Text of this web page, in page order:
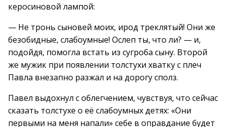
керосиновой лампой:
— Не тронь сыновей моих, ирод треклятый! Они же
безобидные, слабоумные! Ослеп ты, что ли? — и,
подойдя, помогла встать из сугроба сыну. Второй
же мужик при появлении толстухи хватку с плеч
Павла внезапно разжал и на дорогу сполз.
Павел выдохнул с облегчением, чувствуя, что сейчас
сказать толстухе о её слабоумных детях: «Они
первыми на меня напали» себе в оправдание будет